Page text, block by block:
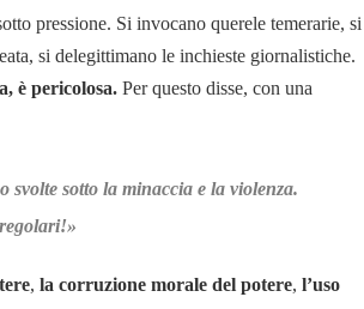
pressione. Si invocano querele temerarie, si
si delegittimano le inchieste giornalistiche.
è pericolosa. Per questo disse, con una
svolte sotto la minaccia e la violenza.
, la corruzione morale del potere, l’uso